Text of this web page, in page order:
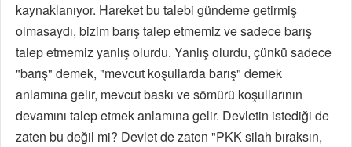
kaynaklanıyor. Hareket bu talebi gündeme getirmiş
olmasaydı, bizim barış talep etmemiz ve sadece barış
talep etmemiz yanlış olurdu. Yanlış olurdu, çünkü sadece
"barış" demek, "mevcut koşullarda barış" demek
anlamına gelir, mevcut baskı ve sömürü koşullarının
devamını talep etmek anlamına gelir. Devletin istediği de
zaten bu değil mi? Devlet de zaten "PKK silah bıraksın,